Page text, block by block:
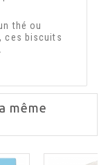
thé ou
ces biscuits
même